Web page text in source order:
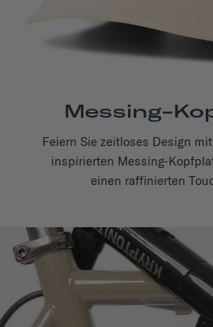
Messing-
Feiern Sie zeitloses Design
inspirierten Messing-
einen raffinierten